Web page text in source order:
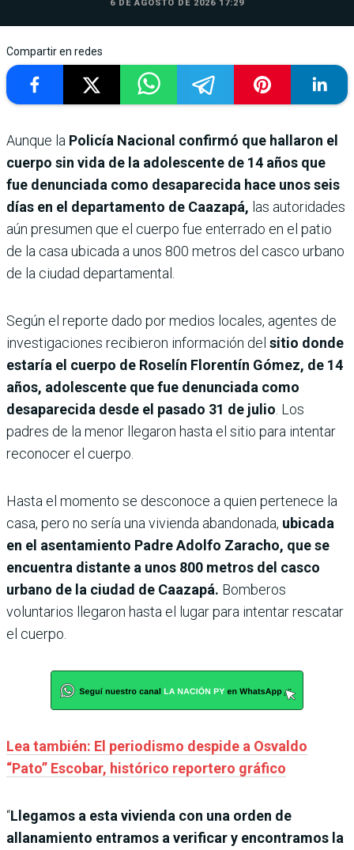
6 DE AGOSTO DE 2026 17:29
Compartir en redes
Aunque la Policía Nacional confirmó que hallaron el
cuerpo sin vida de la adolescente de 14 años que
fue denunciada como desaparecida hace unos seis
días en el departamento de Caazapá, las autoridades
aún presumen que el cuerpo fue enterrado en el patio
de la casa ubicada a unos 800 metros del casco urbano
de la ciudad departamental.
Según el reporte dado por medios locales, agentes de
investigaciones recibieron información del sitio donde
estaría el cuerpo de Roselín Florentín Gómez, de 14
años, adolescente que fue denunciada como
desaparecida desde el pasado 31 de julio . Los
padres de la menor llegaron hasta el sitio para intentar
reconocer el cuerpo.
Hasta el momento se desconoce a quien pertenece la
casa, pero no sería una vivienda abandonada, ubicada
en el asentamiento Padre Adolfo Zaracho, que se
encuentra distante a unos 800 metros del casco
urbano de la ciudad de Caazapá. Bomberos
voluntarios llegaron hasta el lugar para intentar rescatar
el cuerpo.
Lea también: El periodismo despide a Osvaldo
“Pato” Escobar, histórico reportero gráfico
“Llegamos a esta vivienda con una orden de
allanamiento entramos a verificar y encontramos la